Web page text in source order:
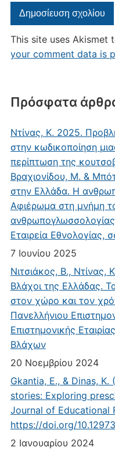
Πρόσφατα
Ντίνας, Κ. 2025.
στην κωδικοποίηση
περίπτωση της
Βραχιονίδου, Μ. &
στην Ελλάδα. Η
Αφιέρωμα στη μνήμη
Εταιρεία Εθνολογίας,
7 Ιουνίου 2025
Νιτσιάκος, Β., Ντίνας,
Βλάχοι της Ελλάδας.
στον χώρο και τον
Πανελλήνιου
Επιστημονικής
Βλάχων
20 Νοεμβρίου 2024
Gkantia, E., & Dinas,
stories: Exploring
Journal of Educational
https://doi.org/
2 Ιανουαρίου 2024
This site uses Akismet
your comment data is